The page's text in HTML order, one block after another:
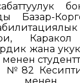
Базар-
жана укук
менен
№82